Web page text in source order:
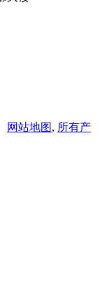
网站地图, 所有产